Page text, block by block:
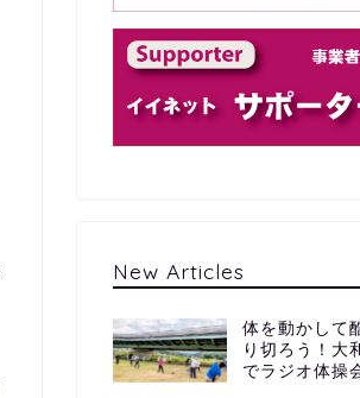
New Articles
体を動かして
り切ろう！大
でラジオ体操